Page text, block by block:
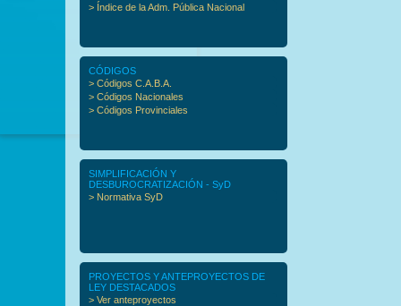
> Índice de la Adm. Pública Nacional
CÓDIGOS
> Códigos C.A.B.A.
> Códigos Nacionales
> Códigos Provinciales
SIMPLIFICACIÓN Y
DESBUROCRATIZACIÓN - SyD
> Normativa SyD
PROYECTOS Y ANTEPROYECTOS DE
LEY DESTACADOS
> Ver anteproyectos